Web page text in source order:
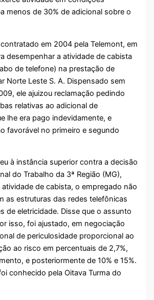
menos de 30% de adicional sobre o
em 2004 pela Telemont, em
desempenhar a atividade de cabista
de telefone) na prestação de
Norte Leste S. A. Dispensado sem
ele ajuizou reclamação pedindo
relativas ao adicional de
lhe era pago indevidamente, e
favorável no primeiro e segundo
à instância superior contra a decisão
do Trabalho da 3ª Região (MG),
de cabista, o empregado não
as estruturas das redes telefônicas
de eletricidade. Disse que o assunto
isso, foi ajustado, em negociação
de periculosidade proporcional ao
ao risco em percentuais de 2,7%,
e posteriormente de 10% e 15%.
conhecido pela Oitava Turma do